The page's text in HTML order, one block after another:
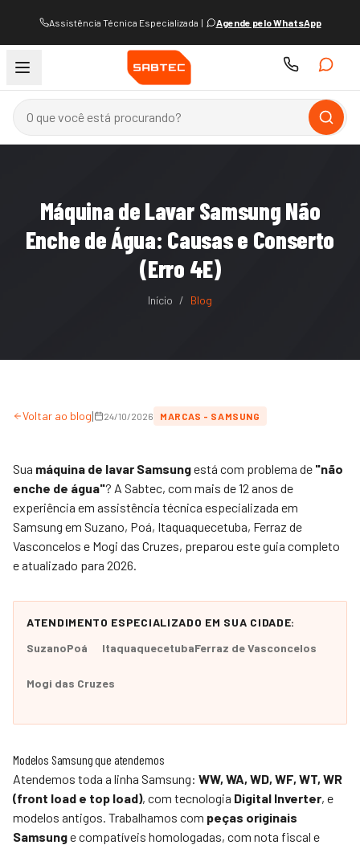
Assistência Técnica Especializada | Agende pelo WhatsApp
Máquina de Lavar Samsung Não
Enche de Água: Causas e Conserto
(Erro 4E)
Início / Blog
Voltar ao blog| 24/10/2026 MARCAS - SAMSUNG
Sua máquina de lavar Samsungestá com problema de "não
enche de água"? A Sabtec, com mais de 12 anos de
experiência em assistência técnica especializada em
Samsung em Suzano, Poá, Itaquaquecetuba, Ferraz de
Vasconcelos e Mogi das Cruzes, preparou este guia completo
e atualizado para 2026.
ATENDIMENTO ESPECIALIZADO EM SUA CIDADE:
SuzanoPoá ItaquaquecetubaFerraz de Vasconcelos
Mogi das Cruzes
Modelos Samsung que atendemos
Atendemos toda a linha Samsung: WW, WA, WD, WF, WT, WR
(front load e top load), com tecnologia Digital Inverter, e
modelos antigos. Trabalhamos com peças originais
Samsunge compatíveis homologadas, com nota fiscal e